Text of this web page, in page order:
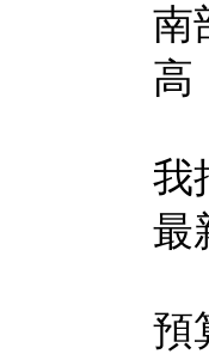
南
高
我
最
預